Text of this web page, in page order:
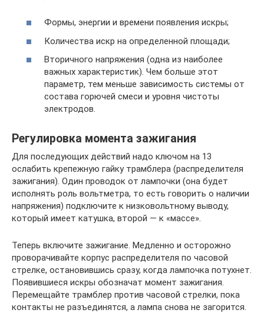
Формы, энергии и времени появления искры;
Количества искр на определенной площади;
Вторичного напряжения (одна из наиболее
важных характеристик). Чем больше этот
параметр, тем меньше зависимость системы от
состава горючей смеси и уровня чистоты
электродов.
Регулировка момента зажигания
Для последующих действий надо ключом на 13
ослабить крепежную гайку трамблера (распределителя
зажигания). Один проводок от лампочки (она будет
исполнять роль вольтметра, то есть говорить о наличии
напряжения) подключите к низковольтному выводу,
который имеет катушка, второй — к «массе».
Теперь включите зажигание. Медленно и осторожно
проворачивайте корпус распределителя по часовой
стрелке, остановившись сразу, когда лампочка потухнет.
Появившиеся искры обозначат момент зажигания.
Перемещайте трамблер против часовой стрелки, пока
контакты не разъединятся, а лампа снова не загорится.